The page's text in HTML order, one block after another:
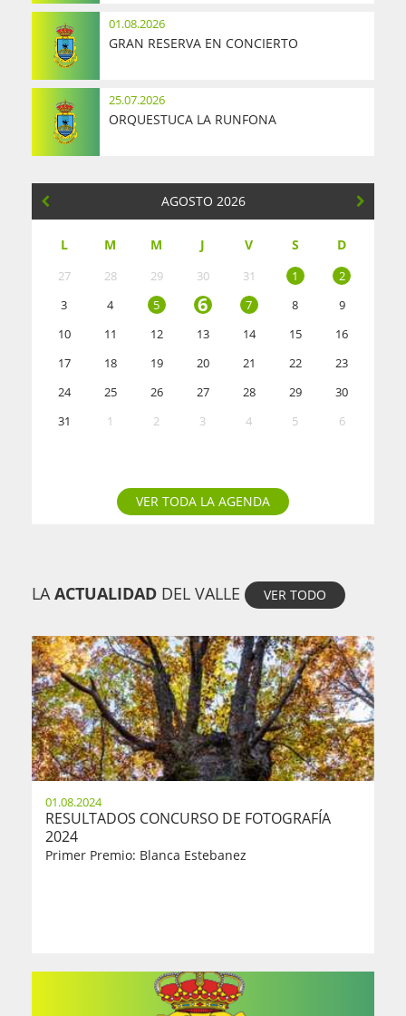
01.08.2026
GRAN RESERVA EN CONCIERTO
25.07.2026
ORQUESTUCA LA RUNFONA
AGOSTO 2026
L M M J V S D
27 28 29 30 31 1
2
3
4 5 6 7 8
9
10
11 12 13 14 15
16
17
18 19 20 21 22
23
24
25 26 27 28 29
30
31
1 2 3 4 5 6
VER TODA LA AGENDA
LA ACTUALIDAD DEL VALLE VER TODO
01.08.2024
RESULTADOS CONCURSO DE FOTOGRAFÍA
2024
Primer Premio: Blanca Estebanez